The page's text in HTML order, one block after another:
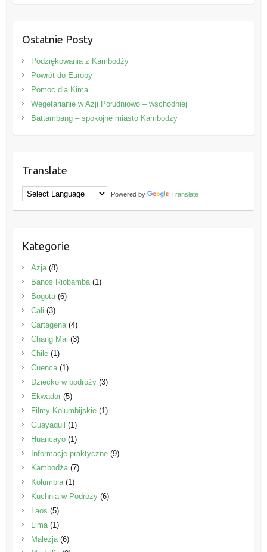
Ostatnie Posty
Podziękowania z Kambodży
Powrót do Europy
Pomoc dla Kima
Wegetarianie w Azji Południowo – wschodniej
Battambang – spokojne miasto Kambodży
Translate
Powered by Translate
Kategorie
Azja(8)
Banos Riobamba(1)
Bogota(6)
Cali (3)
Cartagena(4)
Chang Mai (3)
Chile(1)
Cuenca(1)
Dziecko w podróży(3)
Ekwador(5)
Filmy Kolumbijskie(1)
Guayaquil (1)
Huancayo(1)
Informacje praktyczne(9)
Kambodża(7)
Kolumbia(1)
Kuchnia w Podróży(6)
Laos (5)
Lima(1)
Malezja(6)